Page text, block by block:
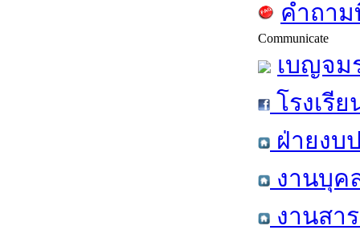
คำถา
Communicate
เบญจม
โรงเรี
ฝ่ายงบ
งานบุค
งานสา